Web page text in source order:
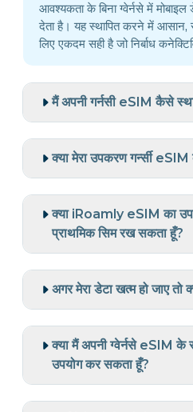
आवश्यकता के बिना ग्वेर्नसे में
देता है। यह स्थापित करने में आसान,
लिए एकदम सही है जो निर्बाध
मैं अपनी गर्नसी eSIM कैसे
क्या मेरा उपकरण गर्न्सी
क्या iRoamly eSIM का
प्राथमिक सिम रख सकता हूँ?
अगर मेरा डेटा खत्म हो जाए तो
क्या मैं अपनी ग्वेर्नसे eSIM के
उपयोग कर सकता हूँ?